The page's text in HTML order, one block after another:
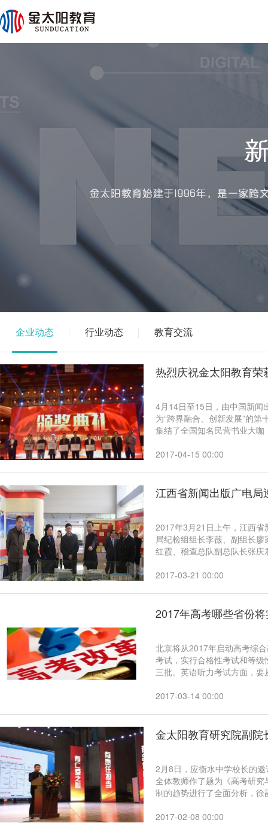
企业动态 行业动态 教育交流
热烈庆祝金太阳教育
4月14日至15日，由中国新闻
为“跨界融合、创新发展”的
集结了全国知名民营书业大
人民政府副省长姜锋等出席。
2017-04-15 00:00
江西省新闻出版广电
2017年3月21日上午，江西
局纪检组组长李薇、副组长
红霞、稽查总队副总队长张
研究院院长刘春华等领导陪同
2017-03-21 00:00
2017年高考哪些省份
北京将从2017年启动高考综
考试，实行合格性考试和等
三批。英语听力考试方面，
2017-03-14 00:00
金太阳教育研究院副
2月8日，应衡水中学校长的
全体教师作了题为《高考研
制的趋势进行了全面分析，
2017-02-08 00:00